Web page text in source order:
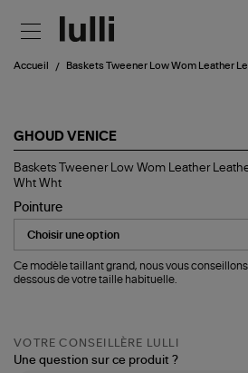
Accueil Baskets Tweener Low Wom Leather
GHOUD VENICE
Baskets
Tweener
Wom
Leather
Leather
Wht
Wht
Baskets Tweener Low Wom Leather
Wht Wht
Pointure
Ce modèle taillant grand, nous vous
dessous de votre taille habituelle.
VOTRE CONSEILLÈRE LULLI
Une question sur ce produit ?